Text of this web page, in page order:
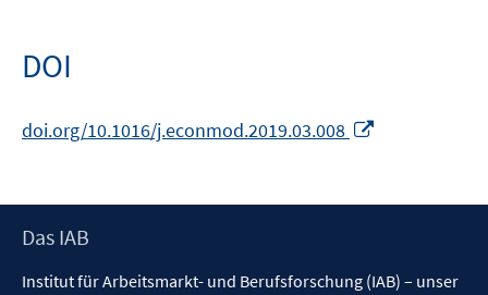
DOI
doi.org/10.1016/j.econmod.2019.03.008
öffnen
Footer
Das IAB
Institut für Arbeitsmarkt- und Berufsforschung (IAB) – unser